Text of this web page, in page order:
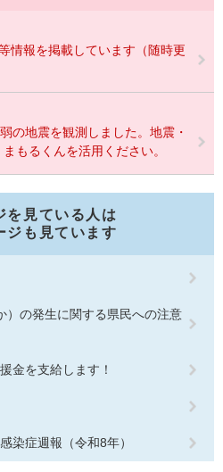
情報を掲載しています（随時更
の地震を観測しました。地震・
もるくんを活用ください。
を見ている人は
ジも見ています
）の発生に関する県民への注意
金を支給します！
染症週報（令和8年）